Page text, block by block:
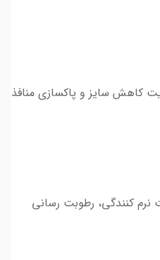
کاهش سایز و پاکسازی منافذ
نرم کنندگی، رطوبت رسانی